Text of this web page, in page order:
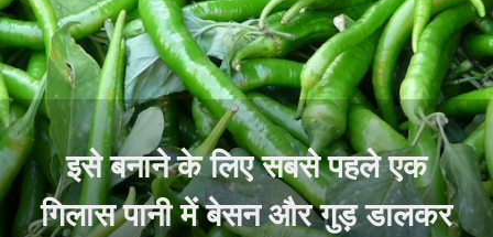
इसे बनाने के लिए सबसे पहले एक
गिलास पानी में बेसन और गुड़ डालकर